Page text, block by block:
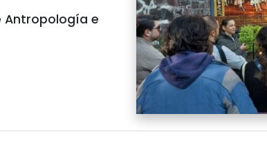
Antropología e